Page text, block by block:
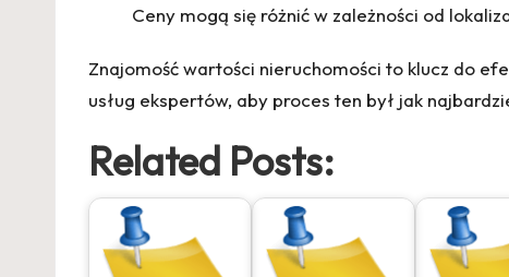
Ceny mogą się różnić w zależności od
Znajomość wartości nieruchomości to klucz do
usług ekspertów, aby proces ten był jak
Related Posts: